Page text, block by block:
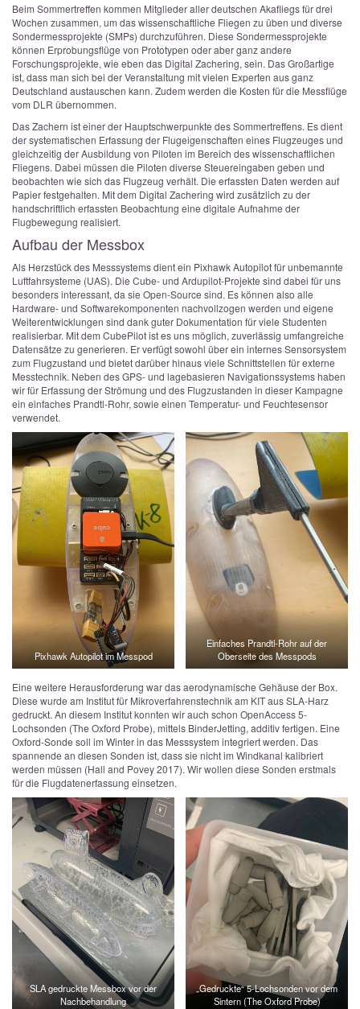
Beim Sommertreffen kommen Mitglieder aller deutschen Akafliegs für drei
Wochen zusammen, um das wissenschaftliche Fliegen zu üben und diverse
Sondermessprojekte (SMPs) durchzuführen. Diese Sondermessprojekte
können Erprobungsflüge von Prototypen oder aber ganz andere
Forschungsprojekte, wie eben das Digital Zachering, sein. Das Großartige
ist, dass man sich bei der Veranstaltung mit vielen Experten aus ganz
Deutschland austauschen kann. Zudem werden die Kosten für die Messflüge
vom DLR übernommen.
Das Zachern ist einer der Hauptschwerpunkte des Sommertreffens. Es dient
der systematischen Erfassung der Flugeigenschaften eines Flugzeuges und
gleichzeitig der Ausbildung von Piloten im Bereich des wissenschaftlichen
Fliegens. Dabei müssen die Piloten diverse Steuereingaben geben und
beobachten wie sich das Flugzeug verhält. Die erfassten Daten werden auf
Papier festgehalten. Mit dem Digital Zachering wird zusätzlich zu der
handschriftlich erfassten Beobachtung eine digitale Aufnahme der
Flugbewegung realisiert.
Aufbau der Messbox
Als Herzstück des Messsystems dient ein Pixhawk Autopilot für unbemannte
Luftfahrsysteme (UAS). Die Cube- und Ardupilot-Projekte sind dabei für uns
besonders interessant, da sie Open-Source sind. Es können also alle
Hardware- und Softwarekomponenten nachvollzogen werden und eigene
Weiterentwicklungen sind dank guter Dokumentation für viele Studenten
realisierbar. Mit dem CubePilot ist es uns möglich, zuverlässig umfangreiche
Datensätze zu generieren. Er verfügt sowohl über ein internes Sensorsystem
zum Flugzustand und bietet darüber hinaus viele Schnittstellen für externe
Messtechnik. Neben des GPS- und lagebasieren Navigationssystems haben
wir für Erfassung der Strömung und des Flugzustanden in dieser Kampagne
ein einfaches Prandtl-Rohr, sowie einen Temperatur- und Feuchtesensor
verwendet.
Pixhawk Autopilot im Messpod
Einfaches Prandtl-Rohr auf der
Oberseite des Messpods
Eine weitere Herausforderung war das aerodynamische Gehäuse der Box.
Diese wurde am Institut für Mikroverfahrenstechnik am KIT aus SLA-Harz
gedruckt. An diesem Institut konnten wir auch schon OpenAccess 5-
Lochsonden (The Oxford Probe), mittels BinderJetting, additiv fertigen. Eine
Oxford-Sonde soll im Winter in das Messsystem integriert werden. Das
spannende an diesen Sonden ist, dass sie nicht im Windkanal kalibriert
werden müssen (Hall and Povey 2017). Wir wollen diese Sonden erstmals
für die Flugdatenerfassung einsetzen.
SLA gedruckte Messbox vor der
Nachbehandlung
„Gedruckte“ 5-Lochsonden vor dem
Sintern (The Oxford Probe)